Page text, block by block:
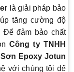
là giải pháp bảo
tăng cường độ
Để đảm bảo chất
Công ty TNHH
Sơn Epoxy Jotun
với chúng tôi để